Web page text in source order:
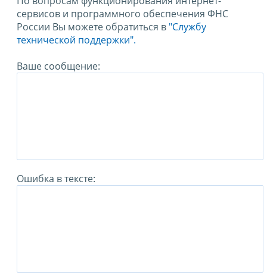
сервисов и программного обеспечения ФНС
России Вы можете обратиться в "Службу
технической поддержки".
Ваше сообщение:
Ошибка в тексте: